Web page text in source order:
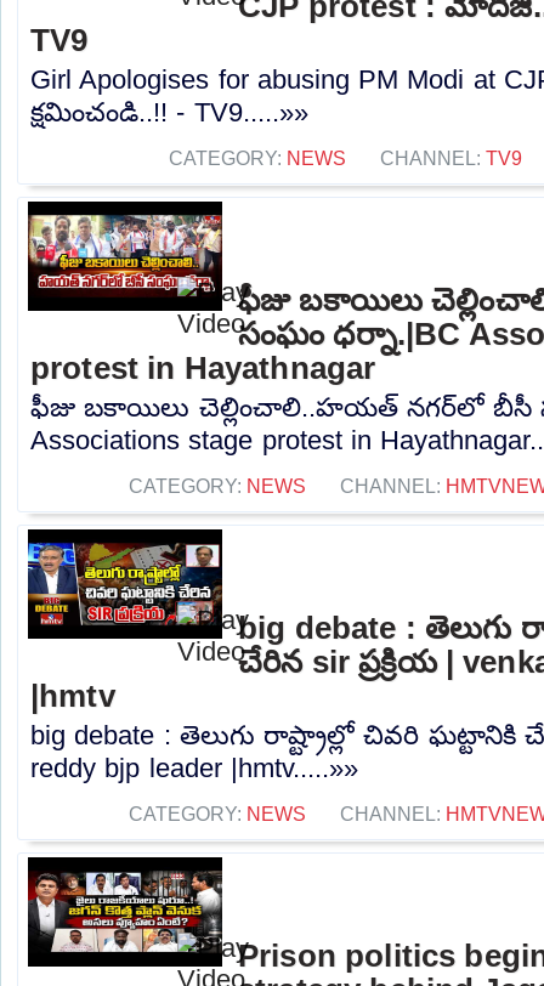
TV9
Girl Apologises for abusing PM Modi at
క్షమించండి..!! - TV9.....»»
CATEGORY: NEWS CHANNEL: TV9
ఫీజు బకాయిలు
సంఘం ధర్నా.|BC
protest in Hayathnagar
ఫీజు బకాయిలు చెల్లించాలి..హయత్ నగర్‌లో బీసీ
Associations stage protest in
CATEGORY: NEWS CHANNEL:
big debate : తెలుగు
చేరిన sir ప్రక్రియ |
|hmtv
big debate : తెలుగు రాష్ట్రాల్లో చివరి ఘట్టానికి
reddy bjp leader |hmtv.....»»
CATEGORY: NEWS CHANNEL:
Prison politics